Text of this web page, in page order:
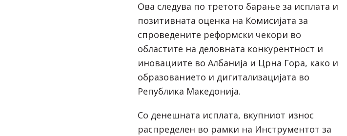
Ова следува по третото барање за исплата и
позитивната оценка на Комисијата за
спроведените реформски чекори во
областите на деловната конкурентност и
иновациите во Албанија и Црна Гора, како и
образованието и дигитализацијата во
Република Македонија.
Со денешната исплата, вкупниот износ
распределен во рамки на Инструментот за